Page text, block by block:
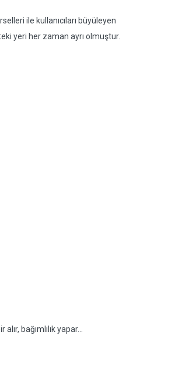
ile kullanıcıları büyüleyen
yeri her zaman ayrı olmuştur.
bağımlılık yapar...